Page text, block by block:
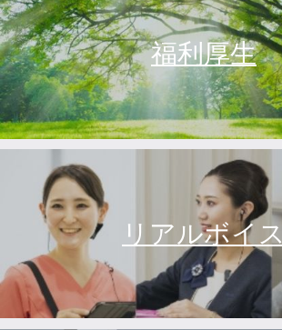
福利厚生
リアルボイス